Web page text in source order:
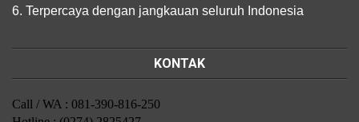
6. Terpercaya dengan jangkauan seluruh Indonesia
KONTAK
Call / WA : 081-390-816-250